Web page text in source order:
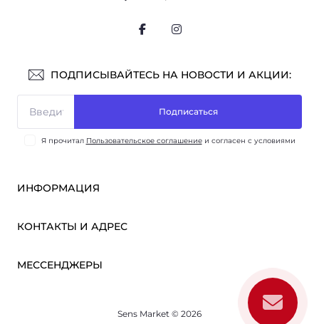
ПОДПИСЫВАЙТЕСЬ НА НОВОСТИ И АКЦИИ:
Подписаться
Я прочитал Пользовательское соглашениеи согласен с условиями
ИНФОРМАЦИЯ
ОПТ
О нас
КОНТАКТЫ И АДРЕС
МЕССЕНДЖЕРЫ
Sens Market © 2026